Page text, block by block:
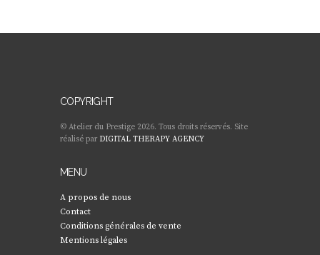
COPYRIGHT
© Atelier du Prestige 2026. Tous droits réservés. Site
réalisé par DIGITAL THERAPY AGENCY
MENU
A propos de nous
Contact
Conditions générales de vente
Mentions légales